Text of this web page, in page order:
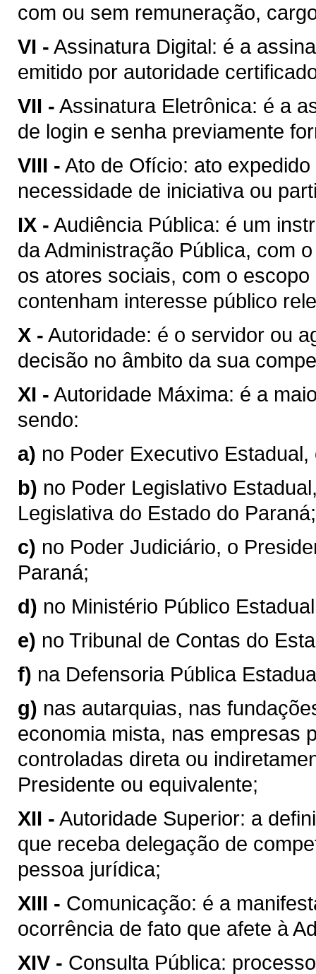
com ou sem remuneração,
VI - Assinatura Digital: é a
emitido por autoridade
VII - Assinatura Eletrônica: é a
de login e senha previamente
VIII - Ato de Ofício: ato
necessidade de iniciativa ou
IX - Audiência Pública: é um
da Administração Pública, com
os atores sociais, com o
contenham interesse público
X - Autoridade: é o servidor ou
decisão no âmbito da sua
XI - Autoridade Máxima: é a
sendo:
a) no Poder Executivo
b) no Poder Legislativo
Legislativa do Estado do Paraná;
c) no Poder Judiciário, o
Paraná;
d) no Ministério Público
e) no Tribunal de Contas do
f) na Defensoria Pública
g) nas autarquias, nas
economia mista, nas empresas
controladas direta ou
Presidente ou equivalente;
XII - Autoridade Superior: a
que receba delegação de
pessoa jurídica;
XIII - Comunicação: é a
ocorrência de fato que afete à
XIV - Consulta Pública: